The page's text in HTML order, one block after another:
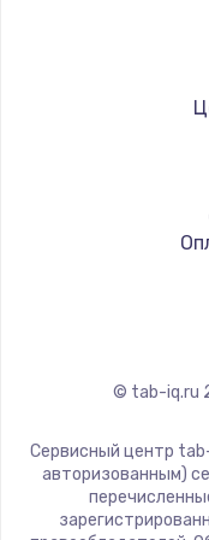
© tab-iq.ru
Сервисный центр
авторизованным)